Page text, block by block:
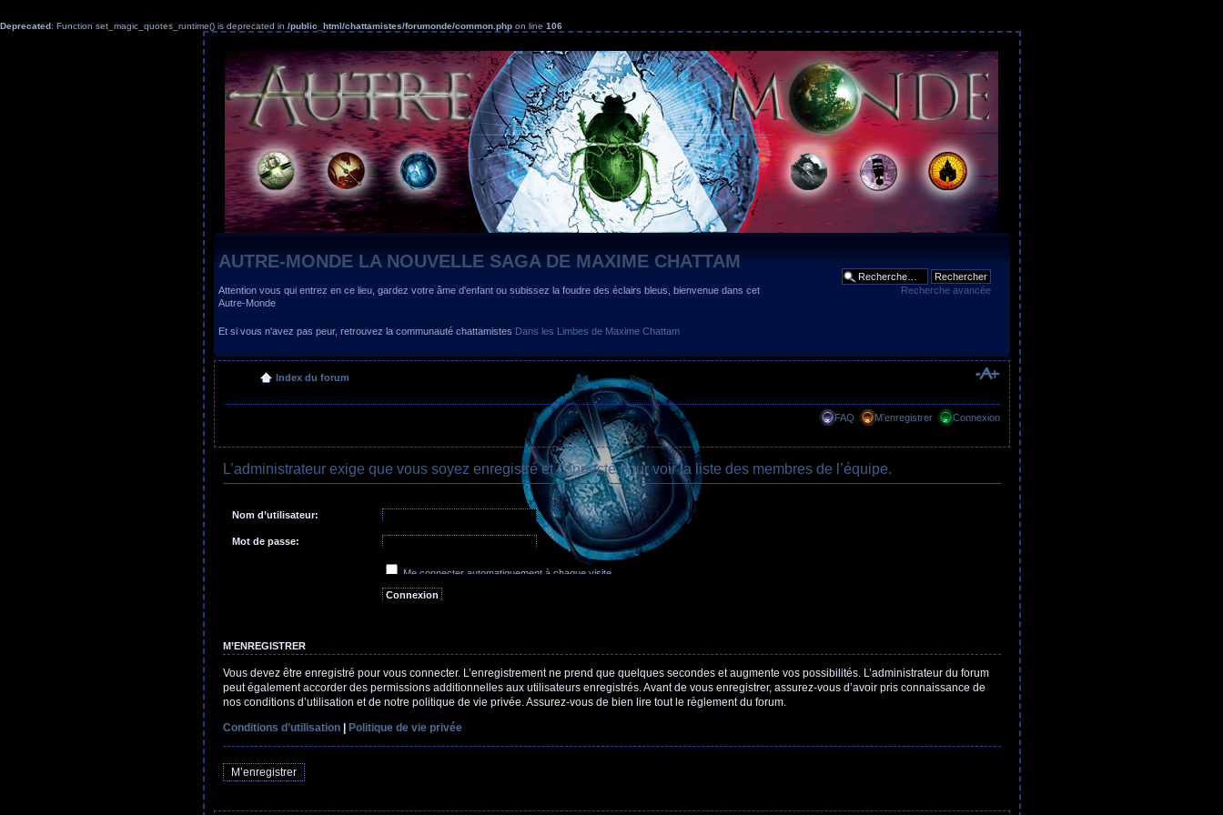
Deprecated: Function set_magic_quotes_runtime() is deprecated in /public_html/chattamistes/forumonde/common.php on line 106
AUTRE-MONDE LA NOUVELLE SAGA DE MAXIME CHATTAM
Attention vous qui entrez en ce lieu, gardez votre âme d'enfant ou subissez la foudre des éclairs bleus, bienvenue dans cet
Autre-Monde
Et si vous n'avez pas peur, retrouvez la communauté chattamistes Dans les Limbes de Maxime Chattam
Recherche avancée
Index du forum
FAQ M’enregistrer Connexion
L’administrateur exige que vous soyez enregistré et connecté pour voir la liste des membres de l’équipe.
Nom d’utilisateur:
Mot de passe:
Me connecter automatiquement à chaque visite
Cacher mon statut en ligne pour cette session
M’ENREGISTRER
Vous devez être enregistré pour vous connecter. L’enregistrement ne prend que quelques secondes et augmente vos possibilités. L’administrateur du forum
peut également accorder des permissions additionnelles aux utilisateurs enregistrés. Avant de vous enregistrer, assurez-vous d’avoir pris connaissance de
nos conditions d’utilisation et de notre politique de vie privée. Assurez-vous de bien lire tout le règlement du forum.
Conditions d’utilisation| Politique de vie privée
M’enregistrer